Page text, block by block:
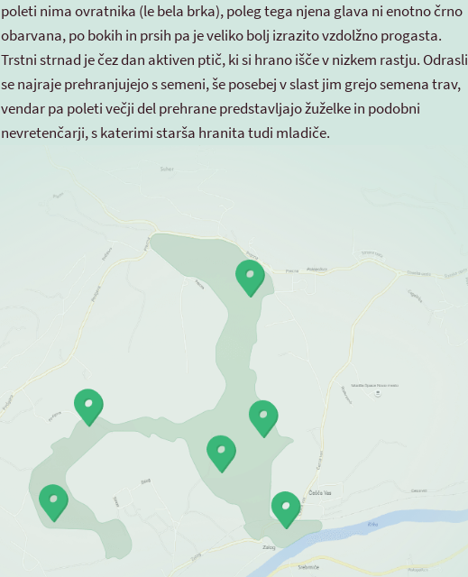
poleti nima ovratnika (le bela brka), poleg tega njena glava ni enotno črno
obarvana, po bokih in prsih pa je veliko bolj izrazito vzdolžno progasta.
Trstni strnad je čez dan aktiven ptič, ki si hrano išče v nizkem rastju. Odrasli
se najraje prehranjujejo s semeni, še posebej v slast jim grejo semena trav,
vendar pa poleti večji del prehrane predstavljajo žuželke in podobni
nevretenčarji, s katerimi starša hranita tudi mladiče.